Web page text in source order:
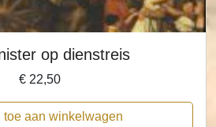
op dienstreis
€22,50
toe aan winkelwagen